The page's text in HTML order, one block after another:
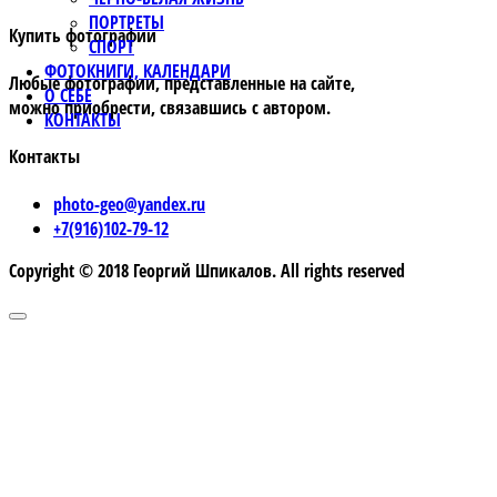
ПОРТРЕТЫ
СПОРТ
ФОТОКНИГИ, КАЛЕНДАРИ
О СЕБЕ
КОНТАКТЫ
Купить фотографии
Любые фотографии, представленные на сайте,
можно приобрести, связавшись с автором.
Контакты
photo-geo@yandex.ru
+7(916)102-79-12
Copyright © 2018 Георгий Шпикалов. All rights reserved